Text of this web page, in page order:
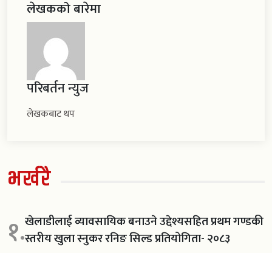
लेखकको बारेमा
परिबर्तन न्युज
लेखकबाट थप
भर्खरै
१.खेलाडीलाई व्यावसायिक बनाउने उद्देश्यसहित प्रथम गण्डकी
स्तरीय खुला स्नुकर रनिङ सिल्ड प्रतियोगिता- २०८३